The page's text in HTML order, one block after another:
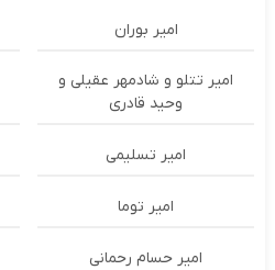
امیر بوران
امیر تتلو و شادمهر عقیلی و
وحید قادری
امیر تسلیمی
امیر توما
امیر حسام رحمانی